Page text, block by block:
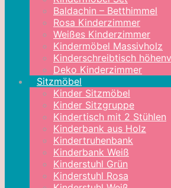
Baldachin – Betthimmel
Rosa Kinderzimmer
Weißes Kinderzimmer
Kindermöbel Massivholz
Kinderschreibtisch
Deko Kinderzimmer
Sitzmöbel
Kinder Sitzmöbel
Kinder Sitzgruppe
Kindertisch mit 2 Stühlen
Kinderbank aus Holz
Kindertruhenbank
Kinderbank Weiß
Kinderstuhl Grün
Kinderstuhl Rosa